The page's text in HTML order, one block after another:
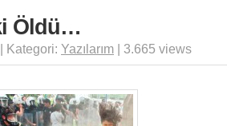
Öldü…
Kategori: Yazılarım | 3.665 views